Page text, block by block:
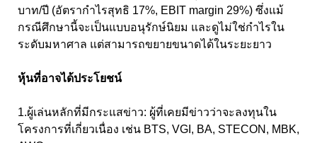
บาท/ปี (อัตรากำไรสุทธิ 17%, EBIT margin 29%) ซึ่งแม้
กรณีศึกษานี้จะเป็นแบบอนุรักษ์นิยม และดูไม่ใช่กำไรใน
ระดับมหาศาล แต่สามารถขยายขนาดได้ในระยะยาว
หุ้นที่อาจได้ประโยชน์
1.ผู้เล่นหลักที่มีกระแสข่าว: ผู้ที่เคยมีข่าวว่าจะลงทุนใน
โครงการที่เกี่ยวเนื่อง เช่น BTS, VGI, BA, STECON, MBK,